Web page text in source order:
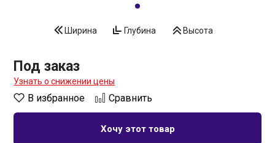
Ширина Глубина Высота
Под заказ
Узнать о снижении цены
В избранное Сравнить
Хочу этот товар